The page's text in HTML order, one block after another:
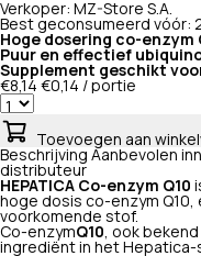
Verkoper: MZ-Store S.A.
Best geconsumeerd vóór:
Hoge dosering co-enzym
Puur en effectief
Supplement geschikt
€8,14 €0,14 / portie
Toevoegen aan
Beschrijving Aanbevolen
distributeur
HEPATICA Co-enzym Q10
hoge dosis co-enzym
voorkomende stof.
Co-enzymQ10 , ook
ingrediënt in het